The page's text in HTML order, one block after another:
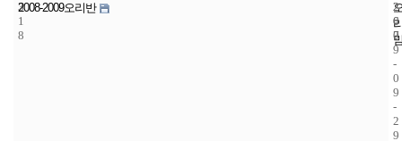
3
1
8
2008-2009오리반
2
6
7
2
0
0
9
-
0
9
-
2
9